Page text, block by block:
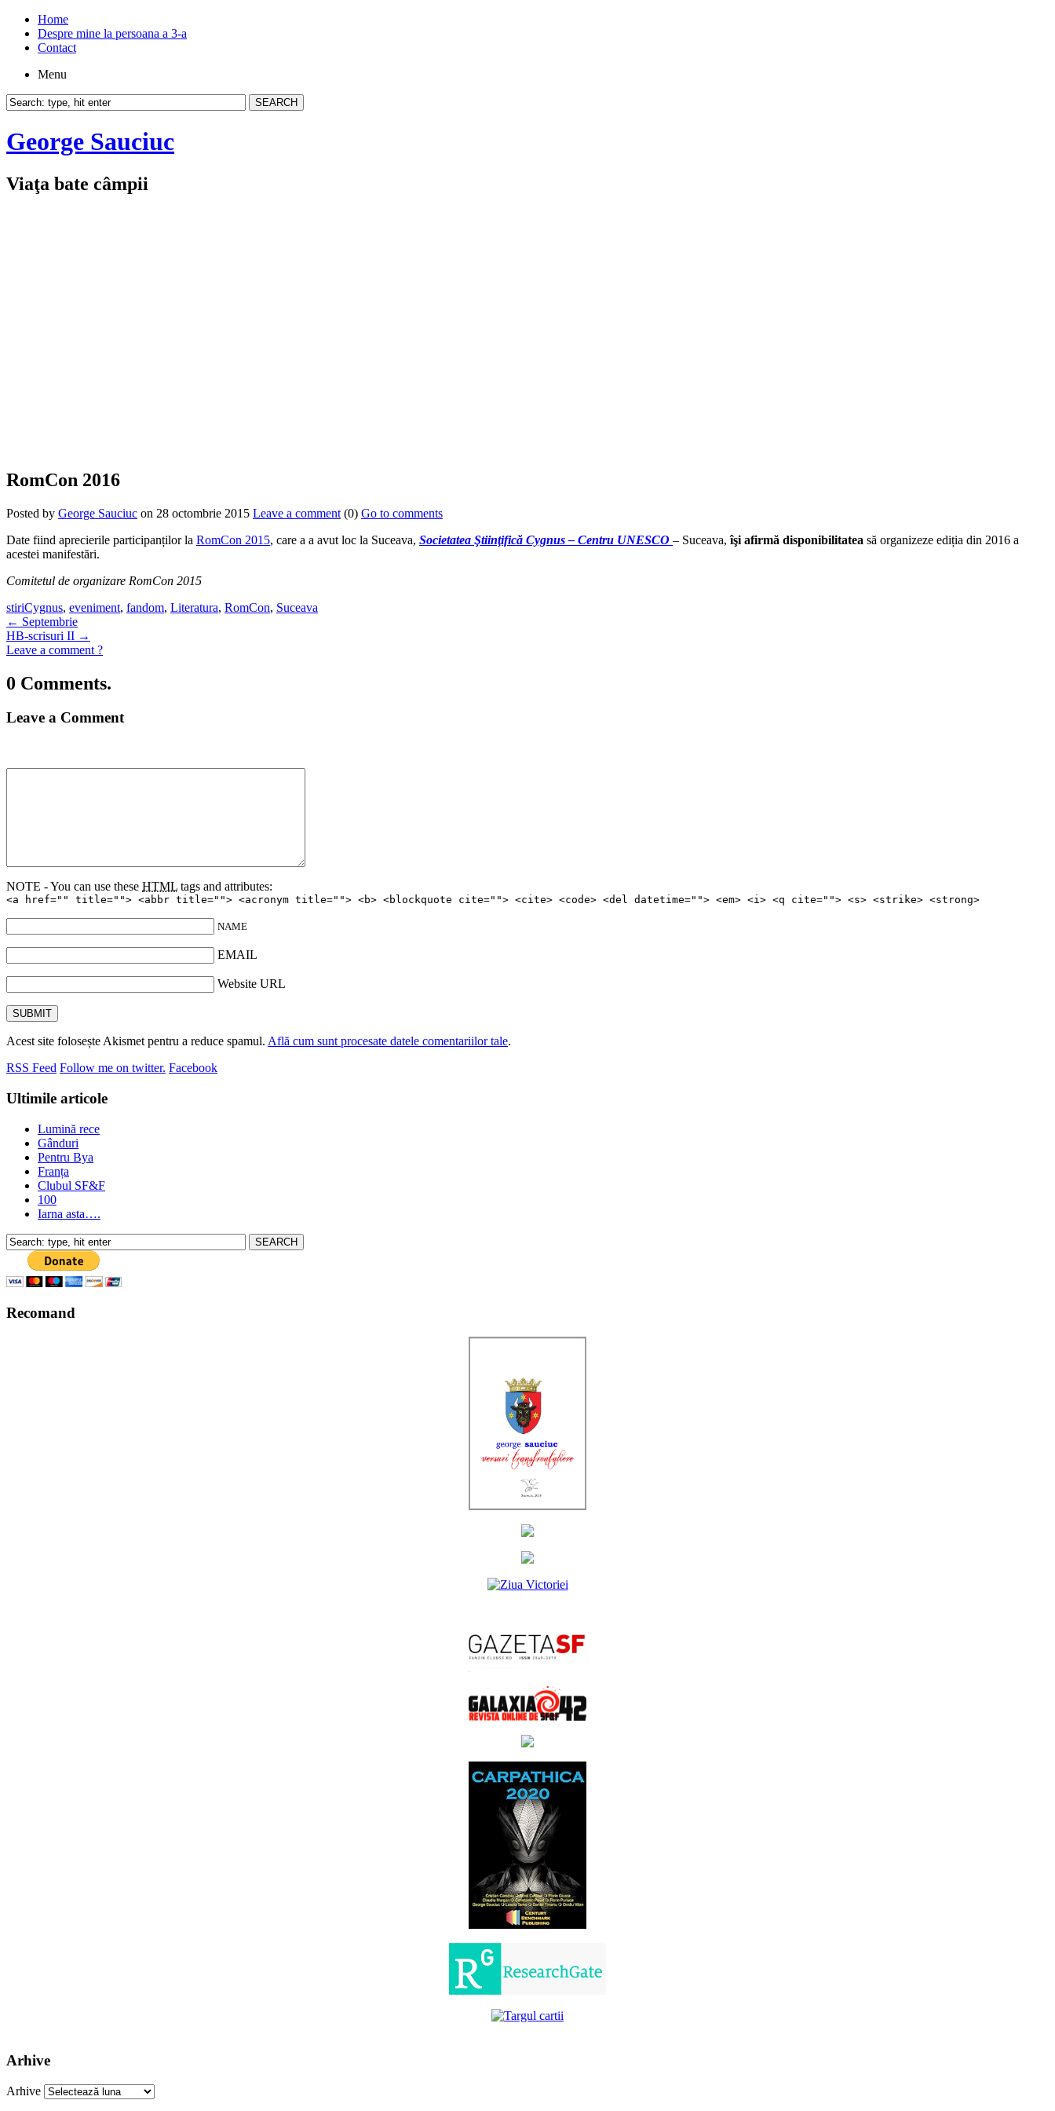
Home
Despre mine la persoana a 3-a
Contact
Menu
George Sauciuc
Viaţa bate câmpii
RomCon 2016
Posted by George Sauciuc on 28 octombrie 2015 Leave a comment (0) Go to comments
Date fiind aprecierile participanților la RomCon 2015, care a a avut loc la Suceava, Societatea Ştiinţifică Cygnus – Centru UNESCO – Suceava,îşi afirmă disponibilitatea să organizeze ediția din 2016 a
acestei manifestări.
Comitetul de organizare RomCon 2015
stiriCygnus, eveniment, fandom, Literatura, RomCon, Suceava
← Septembrie
HB-scrisuri II →
Leave a comment ?
0 Comments.
Leave a Comment
NOTE - You can use these HTML tags and attributes:
<a href="" title=""> <abbr title=""> <acronym title=""> <b> <blockquote cite=""> <cite> <code> <del datetime=""> <em> <i> <q cite=""> <s> <strike> <strong>
NAME
EMAIL
Website URL
Acest site folosește Akismet pentru a reduce spamul. Află cum sunt procesate datele comentariilor tale.
RSS Feed Follow me on twitter. Facebook
Ultimile articole
Lumină rece
Gânduri
Pentru Bya
Franța
Clubul SF&F
100
Iarna asta….
Recomand
Arhive
Arhive